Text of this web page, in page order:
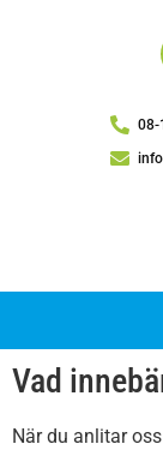
08-
Vad
När du anlitar